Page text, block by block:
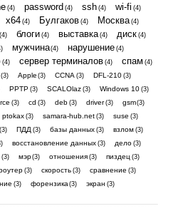
(4) password (4) ssh (4) wi-fi (4)
x64 (4) Булгаков (4) Москва (4)
(4) блоги (4) выставка (4) диск (4)
мужчина(4) нарушение (4)
(4) сервер терминалов (4) спам (4)
(3) Apple (3) CCNA (3) DFL-210 (3)
PPTP (3) SCALOlaz (3) Windows 10 (3)
(3) cd (3) deb (3) driver (3) gsm(3)
ptokax (3) samara-hub.net (3) suse (3)
(3) ПДД (3) базы данных (3) взлом (3)
восстановление данных (3) дело (3)
(3) мэр(3) отношения (3) пиздец (3)
(3) скорость (3) сравнение (3)
(3) форензика (3) экран (3)